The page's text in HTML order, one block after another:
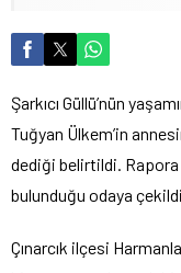
Şarkıcı Güllü’nün
Tuğyan Ülkem’in
dediği belirtildi. Rapora
bulunduğu odaya
Çınarcık ilçesi